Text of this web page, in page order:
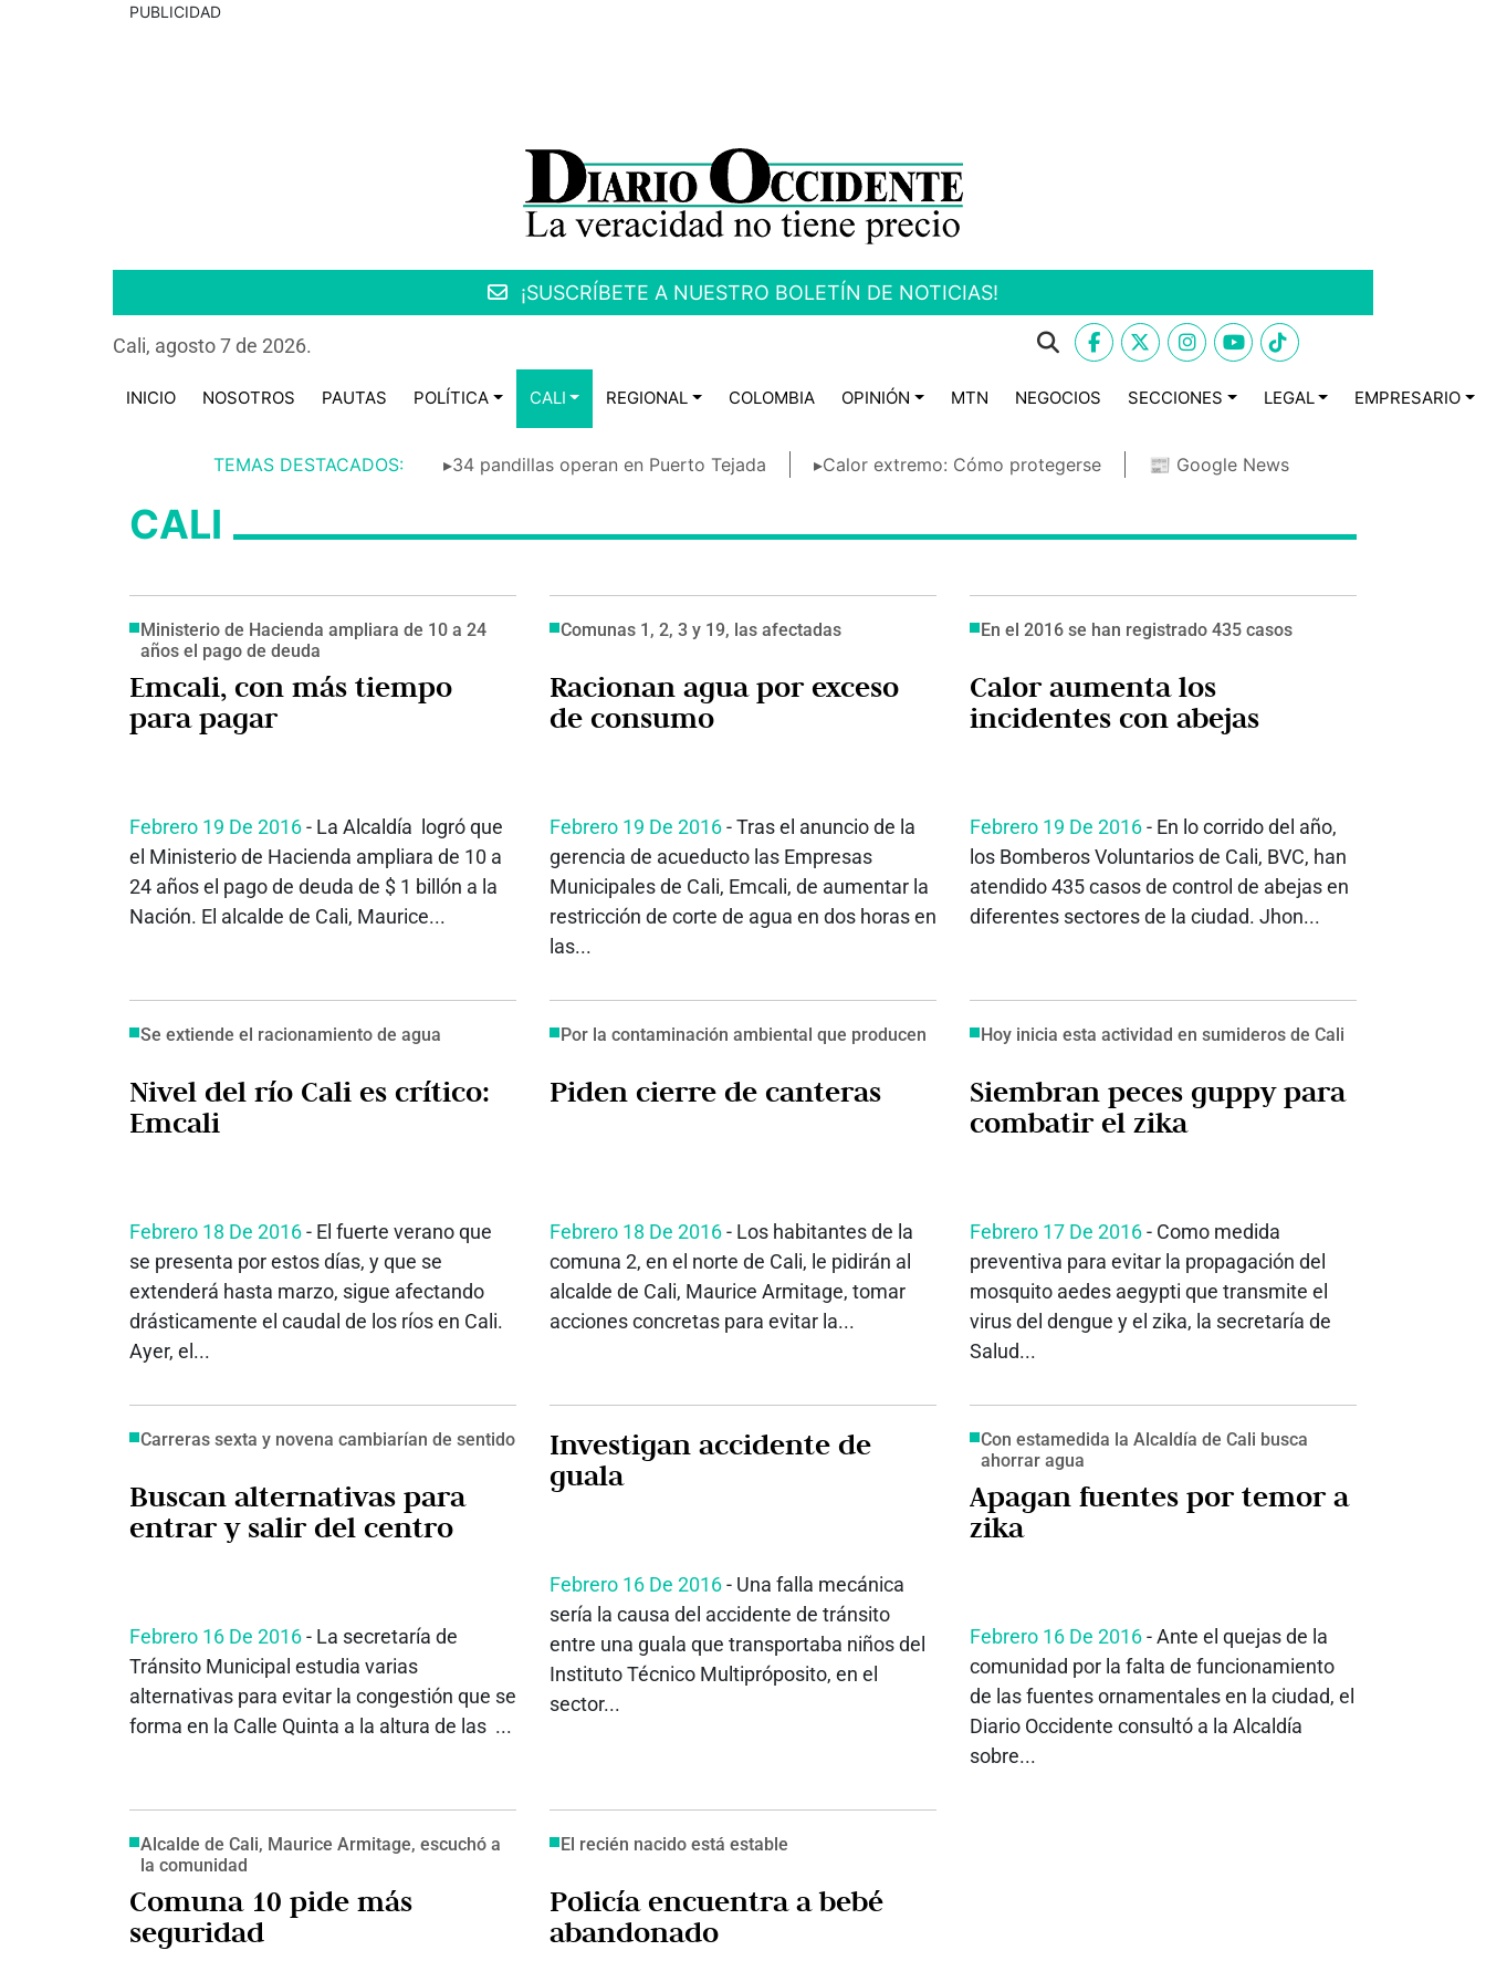
PUBLICIDAD
¡SUSCRÍBETE A NUESTRO BOLETÍN DE NOTICIAS!
Cali, agosto 7 de 2026.
INICIO NOSOTROS PAUTAS POLÍTICA CALI REGIONAL COLOMBIA OPINIÓN MTN NEGOCIOS SECCIONES LEGAL EMPRESARIO
TEMAS DESTACADOS: ▸34 pandillas operan en Puerto Tejada ▸Calor extremo: Cómo protegerse 📰 Google News
CALI
Ministerio de Hacienda ampliara de 10 a 24
años el pago de deuda
Emcali, con más tiempo
para pagar
Febrero 19 De 2016- La Alcaldía logró que
el Ministerio de Hacienda ampliara de 10 a
24 años el pago de deuda de $ 1 billón a la
Nación. El alcalde de Cali, Maurice...
Comunas 1, 2, 3 y 19, las afectadas
Racionan agua por exceso
de consumo
Febrero 19 De 2016- Tras el anuncio de la
gerencia de acueducto las Empresas
Municipales de Cali, Emcali, de aumentar la
restricción de corte de agua en dos horas en
las...
En el 2016 se han registrado 435 casos
Calor aumenta los
incidentes con abejas
Febrero 19 De 2016- En lo corrido del año,
los Bomberos Voluntarios de Cali, BVC, han
atendido 435 casos de control de abejas en
diferentes sectores de la ciudad. Jhon...
Se extiende el racionamiento de agua
Nivel del río Cali es crítico:
Emcali
Febrero 18 De 2016- El fuerte verano que
se presenta por estos días, y que se
extenderá hasta marzo, sigue afectando
drásticamente el caudal de los ríos en Cali.
Ayer, el...
Por la contaminación ambiental que producen
Piden cierre de canteras
Febrero 18 De 2016- Los habitantes de la
comuna 2, en el norte de Cali, le pidirán al
alcalde de Cali, Maurice Armitage, tomar
acciones concretas para evitar la...
Hoy inicia esta actividad en sumideros de Cali
Siembran peces guppy para
combatir el zika
Febrero 17 De 2016- Como medida
preventiva para evitar la propagación del
mosquito aedes aegypti que transmite el
virus del dengue y el zika, la secretaría de
Salud...
Carreras sexta y novena cambiarían de sentido
Buscan alternativas para
entrar y salir del centro
Febrero 16 De 2016- La secretaría de
Tránsito Municipal estudia varias
alternativas para evitar la congestión que se
forma en la Calle Quinta a la altura de las ...
Investigan accidente de
guala
Febrero 16 De 2016- Una falla mecánica
sería la causa del accidente de tránsito
entre una guala que transportaba niños del
Instituto Técnico Multipróposito, en el
sector...
Con estamedida la Alcaldía de Cali busca
ahorrar agua
Apagan fuentes por temor a
zika
Febrero 16 De 2016- Ante el quejas de la
comunidad por la falta de funcionamiento
de las fuentes ornamentales en la ciudad, el
Diario Occidente consultó a la Alcaldía
sobre...
Alcalde de Cali, Maurice Armitage, escuchó a
la comunidad
Comuna 10 pide más
seguridad
El recién nacido está estable
Policía encuentra a bebé
abandonado